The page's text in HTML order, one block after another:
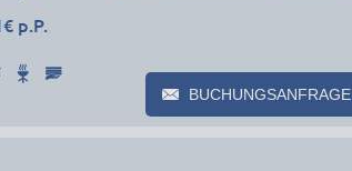
p.P.
BUCHUNGSANFRAGE